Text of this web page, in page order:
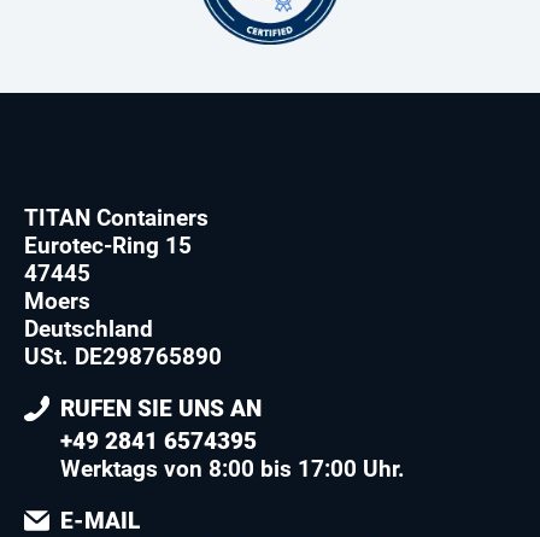
TITAN Containers
Eurotec-Ring 15
47445
Moers
Deutschland
USt. DE298765890
RUFEN SIE UNS AN
+49 2841 6574395
Werktags von 8:00 bis 17:00 Uhr.
E-MAIL